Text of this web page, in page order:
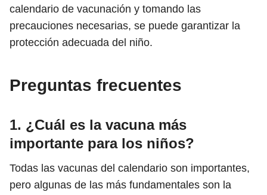
calendario de vacunación y tomando las
precauciones necesarias, se puede garantizar la
protección adecuada del niño.
Preguntas frecuentes
1. ¿Cuál es la vacuna más
importante para los niños?
Todas las vacunas del calendario son importantes,
pero algunas de las más fundamentales son la